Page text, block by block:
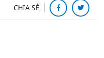
CHIA SẺ